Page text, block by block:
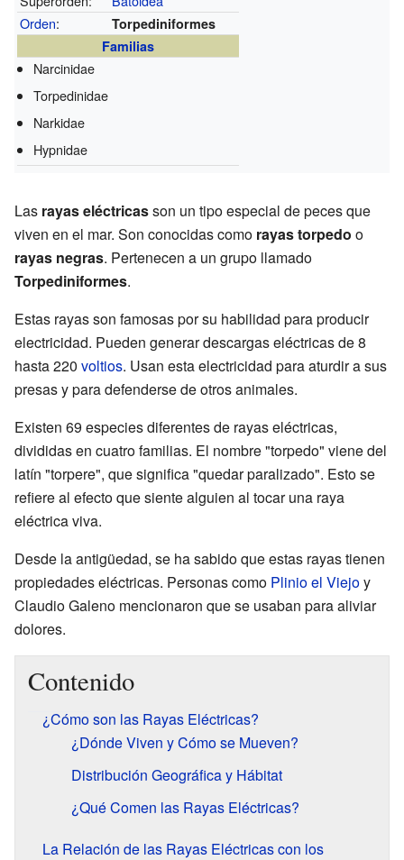
Orden:
Torpediniformes
Familias
Narcinidae
Torpedinidae
Narkidae
Hypnidae
Las rayas eléctricasson un tipo especial de peces que
viven en el mar. Son conocidas como rayas torpedo o
rayas negras. Pertenecen a un grupo llamado
Torpediniformes.
Estas rayas son famosas por su habilidad para producir
electricidad. Pueden generar descargas eléctricas de 8
hasta 220 voltios. Usan esta electricidad para aturdir a sus
presas y para defenderse de otros animales.
Existen 69 especies diferentes de rayas eléctricas,
divididas en cuatro familias. El nombre "torpedo" viene del
latín "torpere", que significa "quedar paralizado". Esto se
refiere al efecto que siente alguien al tocar una raya
eléctrica viva.
Desde la antigüedad, se ha sabido que estas rayas tienen
propiedades eléctricas. Personas como Plinio el Viejoy
Claudio Galeno mencionaron que se usaban para aliviar
dolores.
Contenido
¿Cómo son las Rayas Eléctricas?
¿Dónde Viven y Cómo se Mueven?
Distribución Geográfica y Hábitat
¿Qué Comen las Rayas Eléctricas?
La Relación de las Rayas Eléctricas con los